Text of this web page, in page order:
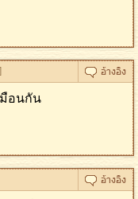
มือนกัน